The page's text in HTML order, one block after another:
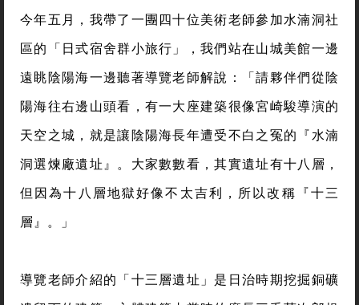
今年五月，我帶了一團四十位美術老師參加水湳洞社
區的「日式宿舍群小旅行」，我們站在山城美館一邊
遠眺陰陽海一邊聽著導覽老師解說：「請夥伴們從陰
陽海往右邊山頭看，有一大座建築很像宮崎駿導演的
天空之城，就是讓陰陽海長年遭受不白之冤的『水湳
洞選煉廠遺址』。大家數數看，其實遺址有十八層，
但因為十八層地獄好像不太吉利，所以改稱『十三
層』。」
導覽老師介紹的「十三層遺址」是日治時期挖掘銅礦